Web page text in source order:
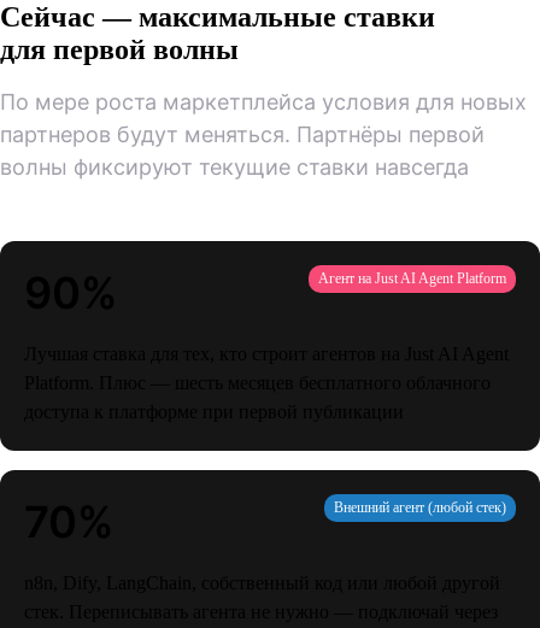
Сейчас — максимальные ставки
для первой волны
По мере роста маркетплейса условия для новых
партнеров будут меняться. Партнёры первой
волны фиксируют текущие ставки навсегда
Агент на Just AI Agent Platform
Внешний агент (любой стек)